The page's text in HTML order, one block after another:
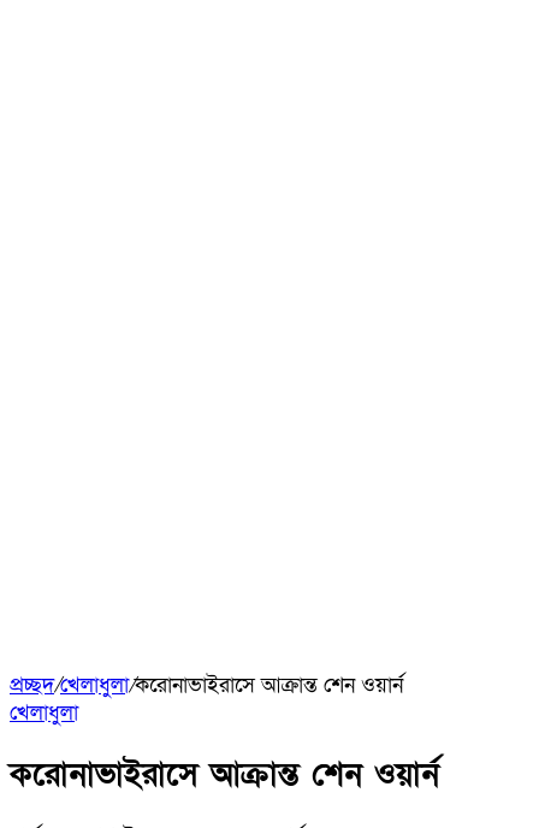
প্রচ্ছদ/খেলাধুলা/করোনাভাইরাসে আক্রান্ত শেন ওয়ার্ন
খেলাধুলা
করোনাভাইরাসে আক্রান্ত শেন ওয়ার্ন